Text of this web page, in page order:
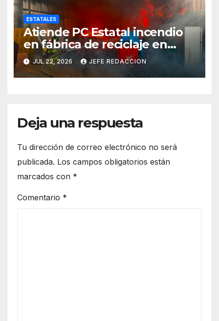
ESTATALES
Atiende PC Estatal incendio
en fábrica de reciclaje en
Morelia
JUL 22, 2026 JEFE REDACCION
Deja una respuesta
Tu dirección de correo electrónico no será
publicada. Los campos obligatorios están
marcados con *
Comentario *